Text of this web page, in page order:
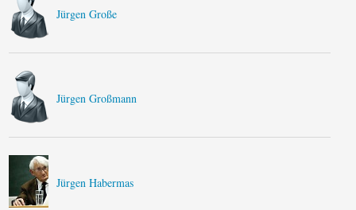
Jürgen Große
Jürgen Großmann
Jürgen Habermas